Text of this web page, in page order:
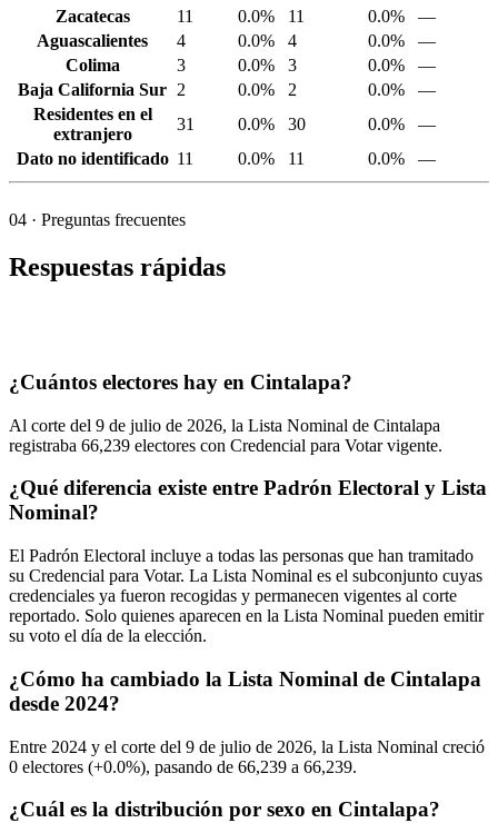
Zacatecas
11 0.0% 11 0.0%
—
Aguascalientes
4 0.0% 4 0.0%
—
Colima
3 0.0% 3 0.0%
—
Baja California Sur 2 0.0% 2 0.0%
—
Residentes en el
extranjero
31 0.0% 30 0.0%
—
Dato no identificado 11 0.0% 11 0.0% —
04 · Preguntas frecuentes
Respuestas rápidas
¿Cuántos electores hay en Cintalapa?
Al corte del 9 de julio de 2026, la Lista Nominal de Cintalapa
registraba 66,239 electores con Credencial para Votar vigente.
¿Qué diferencia existe entre Padrón Electoral y Lista
Nominal?
El Padrón Electoral incluye a todas las personas que han tramitado
su Credencial para Votar. La Lista Nominal es el subconjunto cuyas
credenciales ya fueron recogidas y permanecen vigentes al corte
reportado. Solo quienes aparecen en la Lista Nominal pueden emitir
su voto el día de la elección.
¿Cómo ha cambiado la Lista Nominal de Cintalapa
desde 2024?
Entre 2024 y el corte del 9 de julio de 2026, la Lista Nominal creció
0 electores (+0.0%), pasando de 66,239 a 66,239.
¿Cuál es la distribución por sexo en Cintalapa?